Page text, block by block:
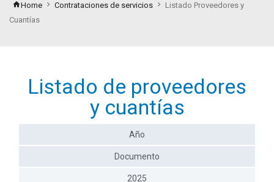
Home Contrataciones de servicios
Listado Proveedores y
Cuantías
Listado de proveedores
y cuantías
Año
Documento
2025